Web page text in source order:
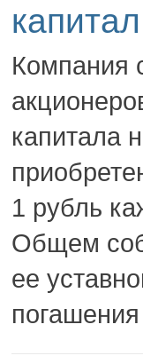
Компания
капитала
1 рубль
Общем
ее